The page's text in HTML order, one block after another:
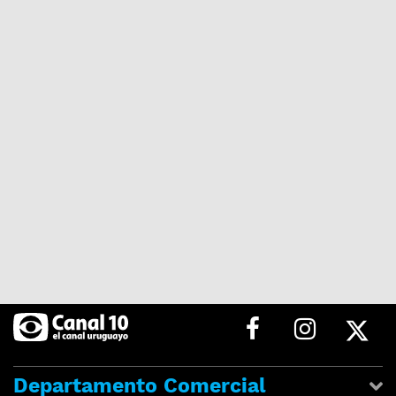
Departamento Comercial